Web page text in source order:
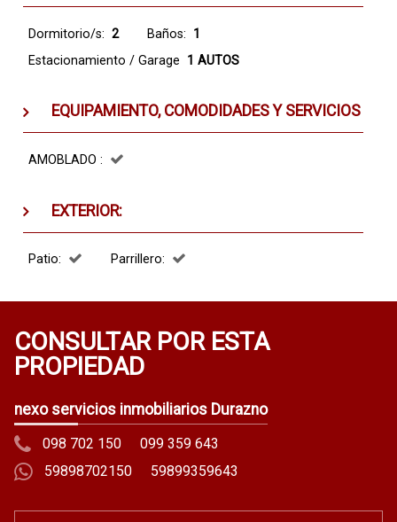
Dormitorio/s: 2 Baños: 1
Estacionamiento / Garage 1 AUTOS
EQUIPAMIENTO, COMODIDADES Y SERVICIOS
AMOBLADO :
EXTERIOR:
Patio: Parrillero:
CONSULTAR POR ESTA
PROPIEDAD
nexo servicios inmobiliarios Durazno
098 702 150
099 359 643
59898702150
59899359643